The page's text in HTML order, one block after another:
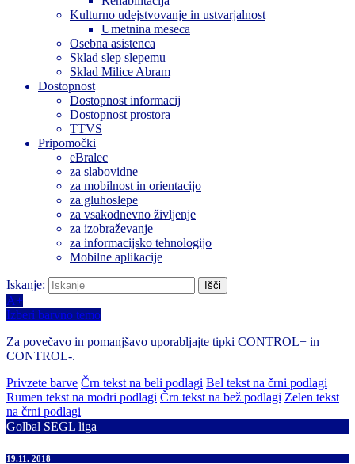
Kulturno udejstvovanje in ustvarjalnost
Umetnina meseca
Osebna asistenca
Sklad slep slepemu
Sklad Milice Abram
Dostopnost
Dostopnost informacij
Dostopnost prostora
TTVS
Pripomočki
eBralec
za slabovidne
za mobilnost in orientacijo
za gluhoslepe
za vsakodnevno življenje
za izobraževanje
za informacijsko tehnologijo
Mobilne aplikacije
Iskanje:
A+
Izberi barvno temo
Za povečavo in pomanjšavo uporabljajte tipki CONTROL+ in
CONTROL-.
Privzete barve Črn tekst na beli podlagi Bel tekst na črni podlagi
Rumen tekst na modri podlagi Črn tekst na bež podlagi Zelen tekst
na črni podlagi
Golbal SEGL liga
19.11. 2018